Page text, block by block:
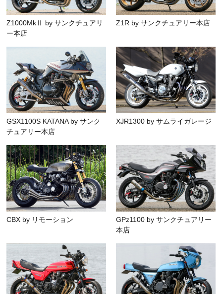
Z1000MkⅡ by サンクチュアリ
ー本店
Z1R by サンクチュアリー本店
GSX1100S KATANA by サンク
チュアリー本店
XJR1300 by サムライガレージ
CBX by リモーション
GPz1100 by サンクチュアリー
本店